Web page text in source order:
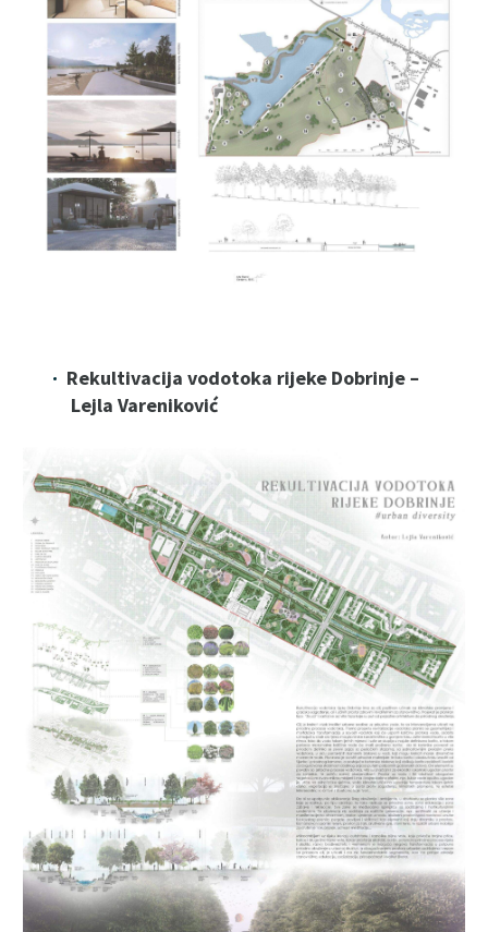
Rekultivacija vodotoka rijeke Dobrinje –
Lejla Vareniković